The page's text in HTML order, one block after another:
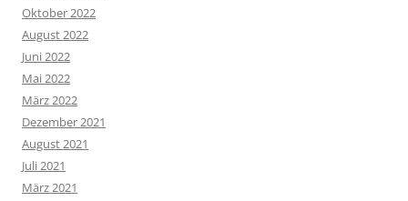
Oktober 2022
August 2022
Juni 2022
Mai 2022
März 2022
Dezember 2021
August 2021
Juli 2021
März 2021